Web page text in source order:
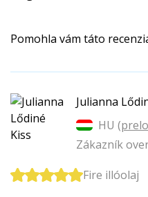
Pomohla vám táto
Julianna
HU (
Zákazník
Fire illóolaj